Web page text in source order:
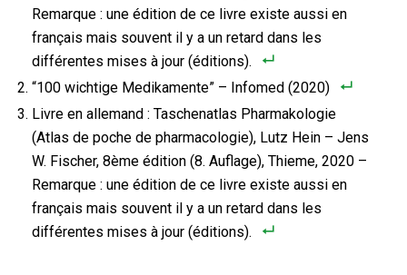
Remarque : une édition de ce livre existe aussi en
français mais souvent il y a un retard dans les
différentes mises à jour (éditions).
“100 wichtige Medikamente” – Infomed (2020)
Livre en allemand : Taschenatlas Pharmakologie
(Atlas de poche de pharmacologie), Lutz Hein – Jens
W. Fischer, 8ème édition (8. Auflage), Thieme, 2020 –
Remarque : une édition de ce livre existe aussi en
français mais souvent il y a un retard dans les
différentes mises à jour (éditions).